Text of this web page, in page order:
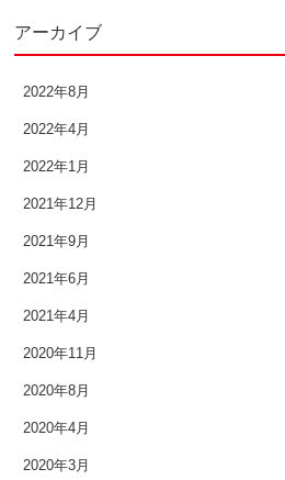
アーカイブ
2022年8月
2022年4月
2022年1月
2021年12月
2021年9月
2021年6月
2021年4月
2020年11月
2020年8月
2020年4月
2020年3月